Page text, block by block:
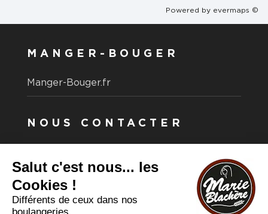
Powered by evermaps ©
MANGER-BOUGER
Manger-Bouger.fr
NOUS CONTACTER
Vous souhaitez nous contacter ?
Consultez notre FAQ.
FAQ